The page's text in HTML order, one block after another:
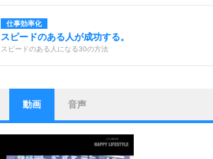
仕事効率化
スピードのある人が成功する。
スピードのある人になる30の方法
ストレス対策
他人と比べない。
いっそのこと、他人を見ない。
いらいらしない人になる30の方法
動画 音声